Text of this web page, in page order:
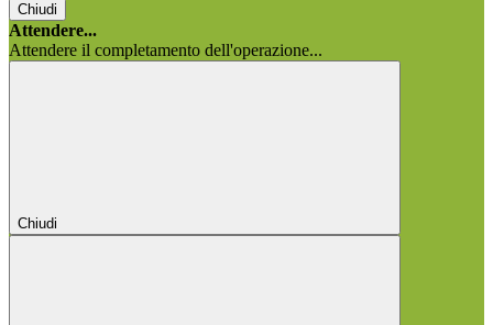
Chiudi
Attendere...
Attendere il completamento dell'operazione...
Chiudi